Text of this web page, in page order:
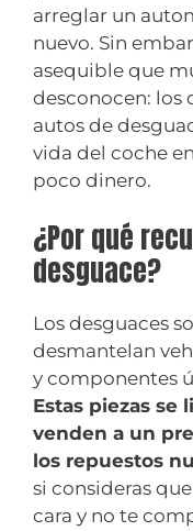
arreglar un
nuevo. Sin
asequible que
desconocen: los
autos de
vida del coche
poco dinero.
¿Por qué
desguace?
Los desguaces
desmantelan
y componentes
Estas piezas se
venden a un
los repuestos
si consideras
cara y no te